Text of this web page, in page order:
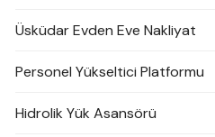
Üsküdar Evden Eve Nakliyat
Personel Yükseltici Platformu
Hidrolik Yük Asansörü